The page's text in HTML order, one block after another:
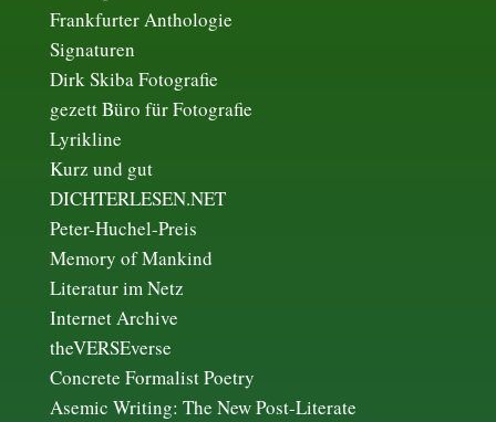
Frankfurter Anthologie
Signaturen
Dirk Skiba Fotografie
gezett Büro für Fotografie
Lyrikline
Kurz und gut
DICHTERLESEN.NET
Peter-Huchel-Preis
Memory of Mankind
Literatur im Netz
Internet Archive
theVERSEverse
Concrete Formalist Poetry
Asemic Writing: The New Post-Literate